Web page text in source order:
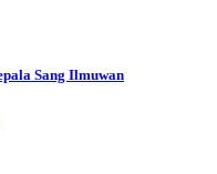
Sang Ilmuwan